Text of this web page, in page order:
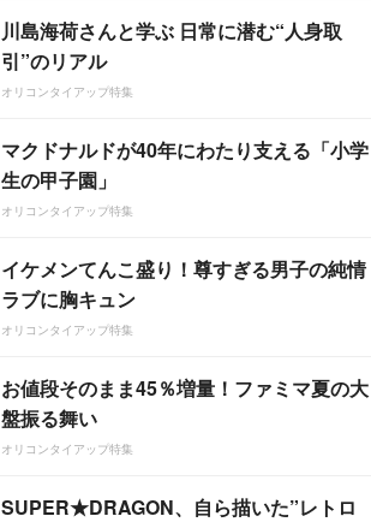
川島海荷さんと学ぶ 日常に潜む“人身取
引”のリアル
オリコンタイアップ特集
マクドナルドが40年にわたり支える「小学
生の甲子園」
オリコンタイアップ特集
イケメンてんこ盛り！尊すぎる男子の純情
ラブに胸キュン
オリコンタイアップ特集
お値段そのまま45％増量！ファミマ夏の大
盤振る舞い
オリコンタイアップ特集
SUPER★DRAGON、自ら描いた”レトロ